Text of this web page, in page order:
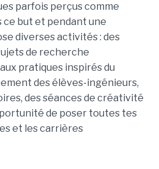
parfois perçus comme
ce but et pendant une
diverses activités : des
de recherche
pratiques inspirés du
des élèves-ingénieurs,
des séances de créativité
de poser toutes tes
et les carrières